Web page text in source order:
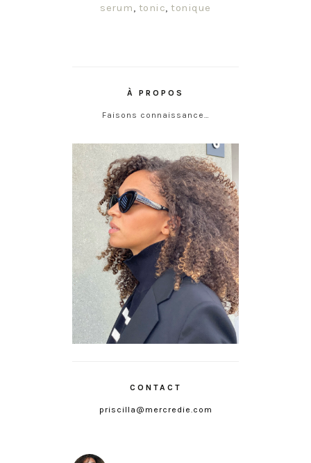
serum, tonic,tonique
À PROPOS
Faisons connaissance…
CONTACT
priscilla@mercredie.com